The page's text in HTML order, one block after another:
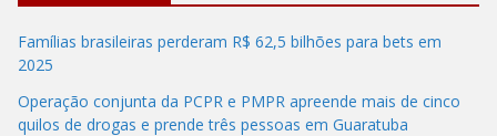
Famílias brasileiras perderam R$ 62,5 bilhões para bets em
2025
Operação conjunta da PCPR e PMPR apreende mais de cinco
quilos de drogas e prende três pessoas em Guaratuba